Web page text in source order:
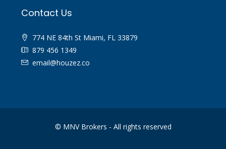
Contact Us
774 NE 84th St Miami, FL 33879
879 456 1349
email@houzez.co
© MNV Brokers - All rights reserved